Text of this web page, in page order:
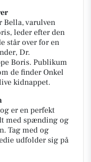
Bella, varulven
leder efter den
står over for en
Dr.
Boris. Publikum
de finder Onkel
kidnappet.
er en perfekt
med spænding og
Tag med og
udfolder sig på